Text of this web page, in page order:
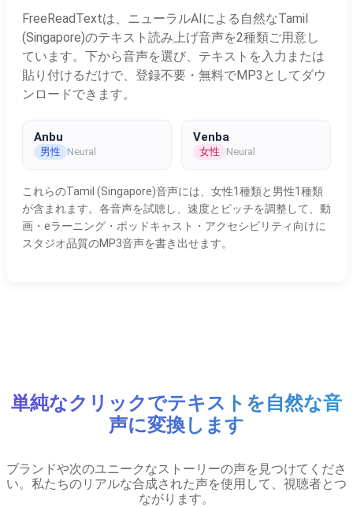
FreeReadTextは、ニューラルAIによる自然なTamil
(Singapore)のテキスト読み上げ音声を2種類ご用意し
ています。下から音声を選び、テキストを入力または
貼り付けるだけで、登録不要・無料でMP3としてダウ
ンロードできます。
Anbu
男性 Neural
Venba
女性 Neural
これらのTamil (Singapore)音声には、女性1種類と男性1種類
が含まれます。各音声を試聴し、速度とピッチを調整して、動
画・eラーニング・ポッドキャスト・アクセシビリティ向けに
スタジオ品質のMP3音声を書き出せます。
単純なクリックでテキストを自然な音
声に変換します
ブランドや次のユニークなストーリーの声を見つけてくださ
い。私たちのリアルな合成された声を使用して、視聴者とつ
ながります。